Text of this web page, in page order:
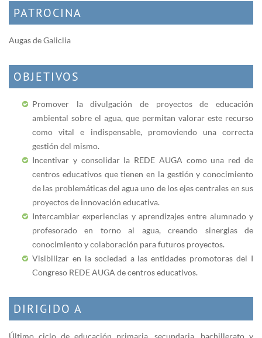
PATROCINA
Augas de Galiclia
OBJETIVOS
Promover la divulgación de proyectos de educación
ambiental sobre el agua, que permitan valorar este recurso
como vital e indispensable, promoviendo una correcta
gestión del mismo.
Incentivar y consolidar la REDE AUGA como una red de
centros educativos que tienen en la gestión y conocimiento
de las problemáticas del agua uno de los ejes centrales en sus
proyectos de innovación educativa.
Intercambiar experiencias y aprendizajes entre alumnado y
profesorado en torno al agua, creando sinergias de
conocimiento y colaboración para futuros proyectos.
Visibilizar en la sociedad a las entidades promotoras del I
Congreso REDE AUGA de centros educativos.
DIRIGIDO A
Último ciclo de educación primaria, secundaria, bachillerato y